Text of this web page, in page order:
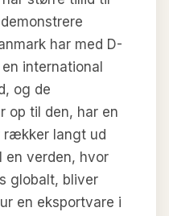
har med D-
international
og de
op til den, har en
rækker langt ud
en verden, hvor
globalt, bliver
en eksportvare i